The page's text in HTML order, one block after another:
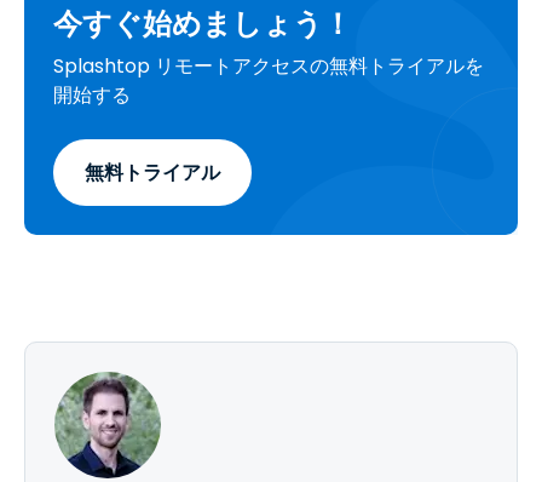
今すぐ始めましょう！
Splashtop リモートアクセスの無料トライアルを
開始する
無料トライアル